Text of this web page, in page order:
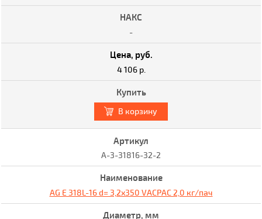
-
4 106 р.
В корзину
A-3-31816-32-2
AG E 318L-16 d= 3,2x350 VACPAC 2,0 кг/пач